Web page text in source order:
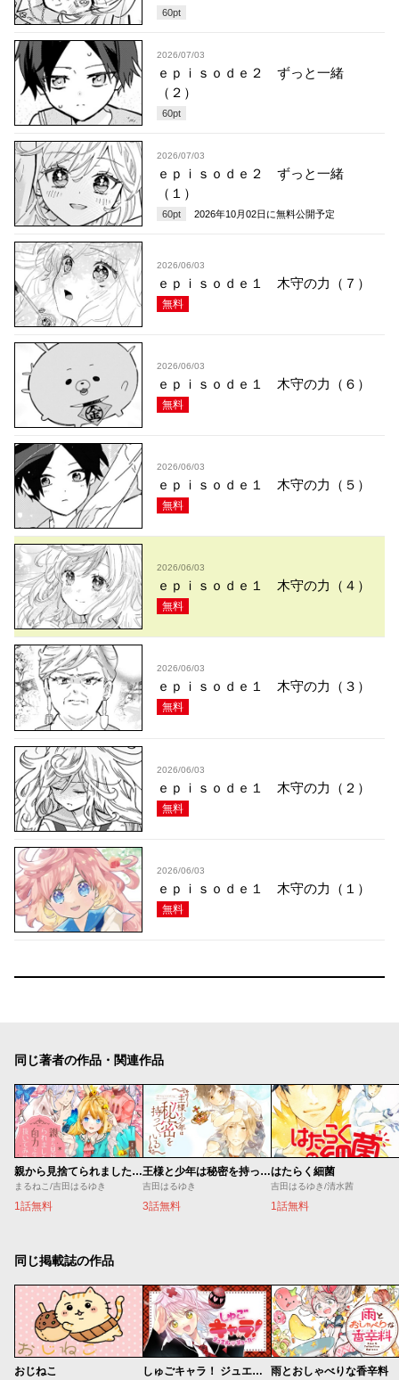
60pt
2026/07/03
ｅｐｉｓｏｄｅ２ ずっと一緒
（２）
60pt
2026/07/03
ｅｐｉｓｏｄｅ２ ずっと一緒
（１）
60pt 2026年10月02日 に無料公開予定
2026/06/03
ｅｐｉｓｏｄｅ１ 木守の力（７）
無料
2026/06/03
ｅｐｉｓｏｄｅ１ 木守の力（６）
無料
2026/06/03
ｅｐｉｓｏｄｅ１ 木守の力（５）
無料
2026/06/03
ｅｐｉｓｏｄｅ１ 木守の力（４）
無料
2026/06/03
ｅｐｉｓｏｄｅ１ 木守の力（３）
無料
2026/06/03
ｅｐｉｓｏｄｅ１ 木守の力（２）
無料
2026/06/03
ｅｐｉｓｏｄｅ１ 木守の力（１）
無料
同じ著者の作品・関連作品
親から見捨てられました。自力で生き抜いてみせます。
まるねこ/吉田はるゆき
1話無料
王様と少年は秘密を持っている
吉田はるゆき
3話無料
はたらく細菌
吉田はるゆき/清水茜
1話無料
同じ掲載誌の作品
おじねこ しゅごキャラ！ ジュエルジョーカー 雨とおしゃべりな香辛料